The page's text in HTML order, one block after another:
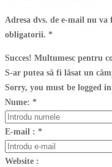
Adresa dvs. de e-mail nu
obligatorii. *
Succes! Multumesc pentru
S-ar putea să fi lăsat un
Sorry, you must be logged
Nume: *
E-mail : *
Website :